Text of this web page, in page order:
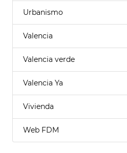
Urbanismo
Valencia
Valencia verde
Valencia Ya
Vivienda
Web FDM